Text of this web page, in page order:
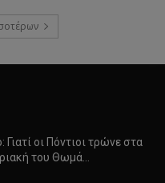
Γιατί οι Πόντιοι τρώνε στα
του Θωμά…